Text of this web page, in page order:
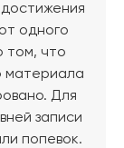
одного
том, что
материала
Для
записи
попевок.